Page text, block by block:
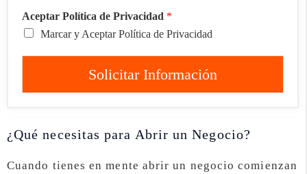
Aceptar Política de Privacidad *
Marcar y Aceptar Política de Privacidad
Solicitar Información
¿Qué necesitas para Abrir un Negocio?
Cuando tienes en mente abrir un negocio comienzan